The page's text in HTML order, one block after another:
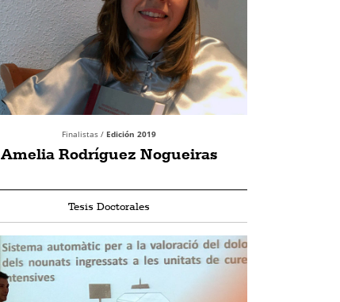
Finalistas / Edición 2019
Amelia Rodríguez Nogueiras
Tesis Doctorales